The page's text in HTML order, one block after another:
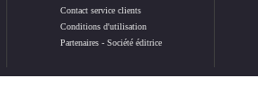
Contact service clients
Conditions d'utilisation
Partenaires- Société éditrice